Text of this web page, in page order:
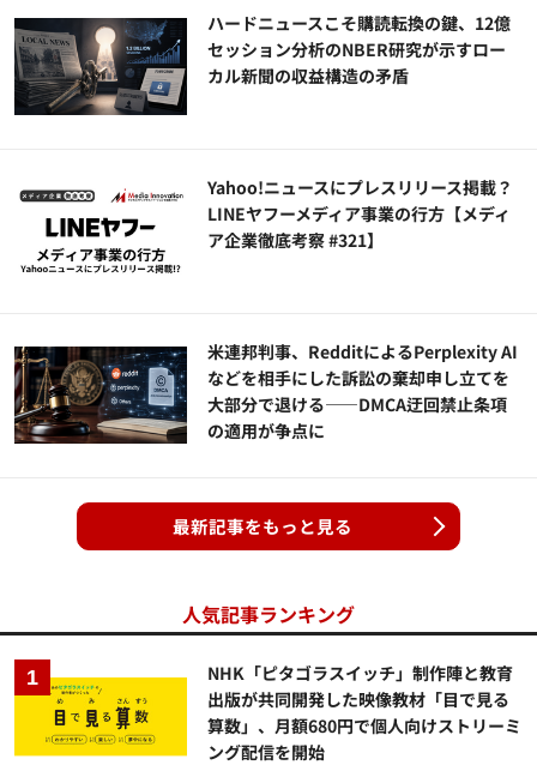
ハードニュースこそ購読転換の鍵、12億
セッション分析のNBER研究が示すロー
カル新聞の収益構造の矛盾
Yahoo!ニュースにプレスリリース掲載？
LINEヤフーメディア事業の行方【メディ
ア企業徹底考察 #321】
米連邦判事、RedditによるPerplexity AI
などを相手にした訴訟の棄却申し立てを
大部分で退ける——DMCA迂回禁止条項
の適用が争点に
最新記事をもっと見る
人気記事ランキング
NHK「ピタゴラスイッチ」制作陣と教育
出版が共同開発した映像教材「目で見る
算数」、月額680円で個人向けストリーミ
ング配信を開始